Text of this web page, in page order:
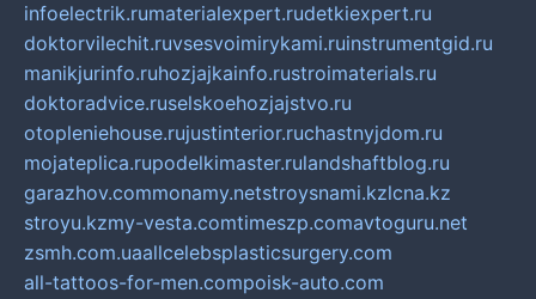
infoelectrik.rumaterialexpert.rudetkiexpert.ru
doktorvilechit.ruvsesvoimirykami.ruinstrumentgid.ru
manikjurinfo.ruhozjajkainfo.rustroimaterials.ru
doktoradvice.ruselskoehozjajstvo.ru
otopleniehouse.rujustinterior.ruchastnyjdom.ru
mojateplica.rupodelkimaster.rulandshaftblog.ru
garazhov.commonamy.netstroysnami.kzlcna.kz
stroyu.kzmy-vesta.comtimeszp.comavtoguru.net
zsmh.com.uaallcelebsplasticsurgery.com
all-tattoos-for-men.compoisk-auto.com